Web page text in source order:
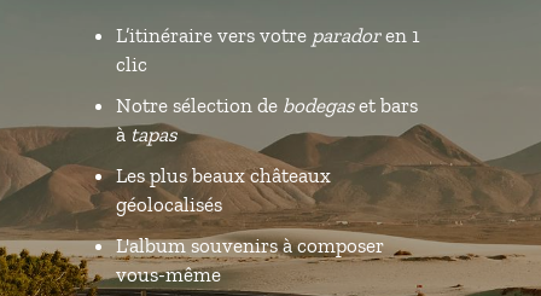
L’itinéraire vers votre paradoren 1
clic
Notre sélection de bodegaset bars
àtapas
Les plus beaux châteaux
géolocalisés
L'album souvenirs à composer
vous-même